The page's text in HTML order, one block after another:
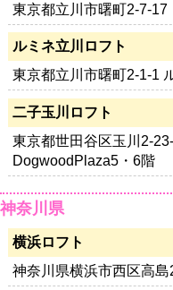
東京都立川市曙町2-7-17
ルミネ立川ロフト
東京都立川市曙町2-1-1
二子玉川ロフト
東京都世田谷区玉川2-
DogwoodPlaza5・6階
神奈川県
横浜ロフト
神奈川県横浜市西区高